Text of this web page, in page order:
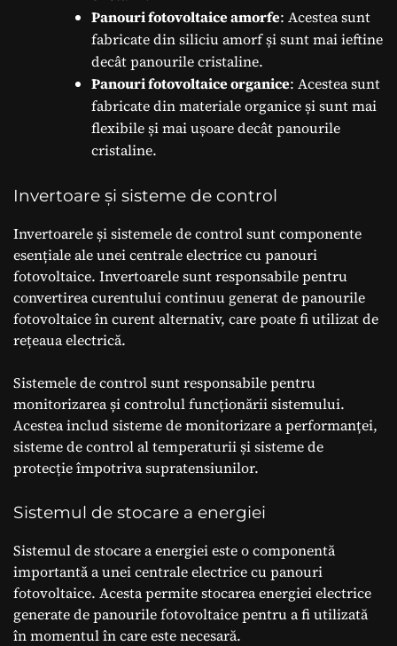
Panouri fotovoltaice amorfe: Acestea sunt
fabricate din siliciu amorf și sunt mai ieftine
decât panourile cristaline.
Panouri fotovoltaice organice: Acestea sunt
fabricate din materiale organice și sunt mai
flexibile și mai ușoare decât panourile
cristaline.
Invertoare și sisteme de control
Invertoarele și sistemele de control sunt componente
esențiale ale unei centrale electrice cu panouri
fotovoltaice. Invertoarele sunt responsabile pentru
convertirea curentului continuu generat de panourile
fotovoltaice în curent alternativ, care poate fi utilizat de
rețeaua electrică.
Sistemele de control sunt responsabile pentru
monitorizarea și controlul funcționării sistemului.
Acestea includ sisteme de monitorizare a performanței,
sisteme de control al temperaturii și sisteme de
protecție împotriva supratensiunilor.
Sistemul de stocare a energiei
Sistemul de stocare a energiei este o componentă
importantă a unei centrale electrice cu panouri
fotovoltaice. Acesta permite stocarea energiei electrice
generate de panourile fotovoltaice pentru a fi utilizată
în momentul în care este necesară.